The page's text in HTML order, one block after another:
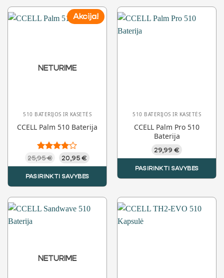
Akcija!
NETURIME
510 BATERIJOS IR KASETĖS
CCELL Palm 510 Baterija
Įvertinimas:
4.00iš 5
25,95€ Original
price
25,95 €.
20,95€
20,95 €.
PASIRINKTI SAVYBES
has
options
510 BATERIJOS IR KASETĖS
CCELL Palm Pro 510
Baterija
29,99 €
PASIRINKTI SAVYBES
has
NETURIME